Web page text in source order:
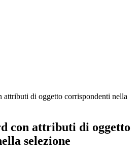
attributi di oggetto corrispondenti nella
con attributi di oggetto
selezione